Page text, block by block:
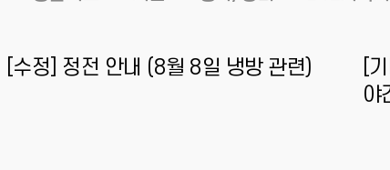
[수정] 정전 안내 (8월 8일 냉방 관련)
[
야